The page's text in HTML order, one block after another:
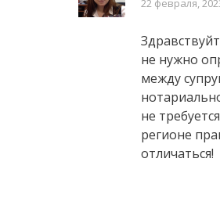
22 февраля,
не нужно
между
не
регионе
отличаться!